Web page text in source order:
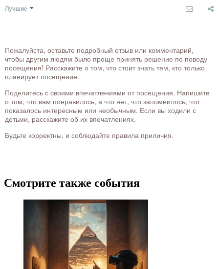
Лучшие
Пожалуйста, оставьте подробный отзыв или комментарий,
чтобы другим людям было проще принять решение по поводу
посещения! Расскажите о том, что стоит знать тем, кто только
планирует посещение.
Поделитесь с своими впечатлениями от посещения. Напишите
о том, что вам понравилось, а что нет, что запомнилось, что
показалось интересным или необычным. Если вы ходили с
детьми, расскажите об их впечатлениях.
Будьте корректны, и соблюдайте правила приличия.
Смотрите также события